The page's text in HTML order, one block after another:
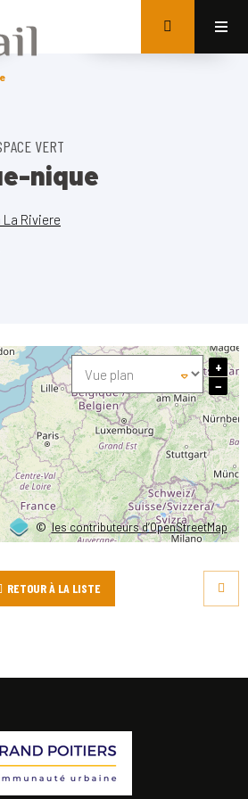
VERT
nique
Riviere
©les contributeurs d’OpenStreetMap
+
−
RETOUR À LA LISTE